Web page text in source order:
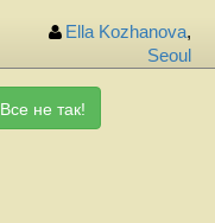
Ella Kozhanova,
Seoul
Все не так!